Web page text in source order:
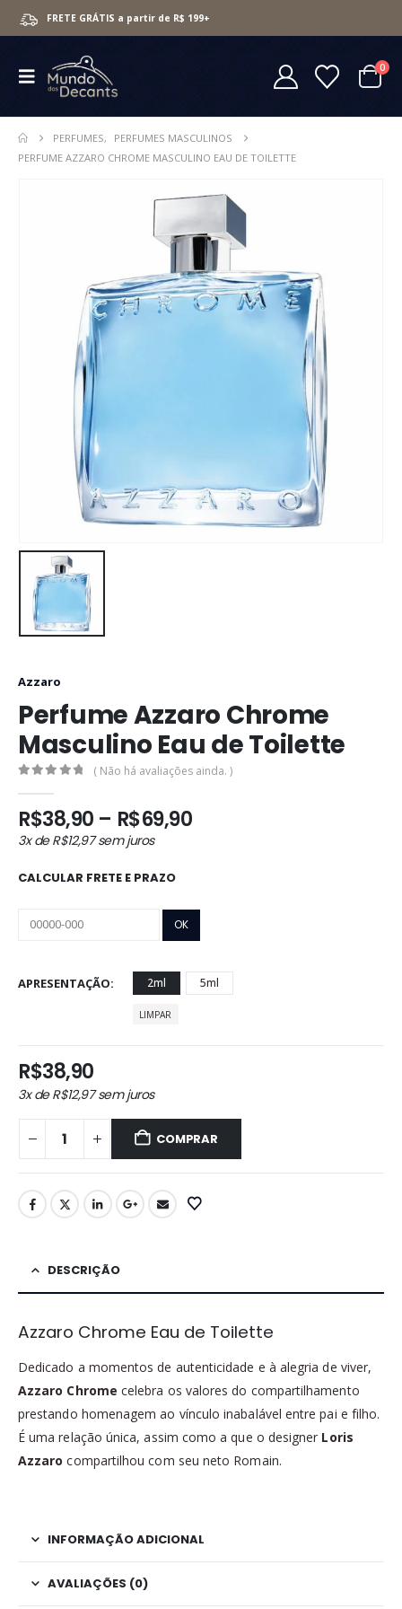
FRETE GRÁTIS a partir de R$ 199+
0
PERFUMES,
PERFUMES MASCULINOS
PERFUME AZZARO CHROME MASCULINO EAU DE TOILETTE
Azzaro
Perfume Azzaro Chrome
Masculino Eau de Toilette
( Não há avaliações ainda. )
R$38,90 – R$69,90Faixa
R$69,90
3x deR$12,97sem juros
CALCULAR FRETE E PRAZO
APRESENTAÇÃO 2ml 5ml
LIMPAR
R$38,90
3x deR$12,97sem juros
COMPRAR
DESCRIÇÃO
Azzaro Chrome Eau de Toilette
Dedicado a momentos de autenticidade e à alegria de viver,
Azzaro Chrome celebra os valores do compartilhamento
prestando homenagem ao vínculo inabalável entre pai e filho.
É uma relação única, assim como a que o designer Loris
Azzaro compartilhou com seu neto Romain.
INFORMAÇÃO ADICIONAL
AVALIAÇÕES (0)